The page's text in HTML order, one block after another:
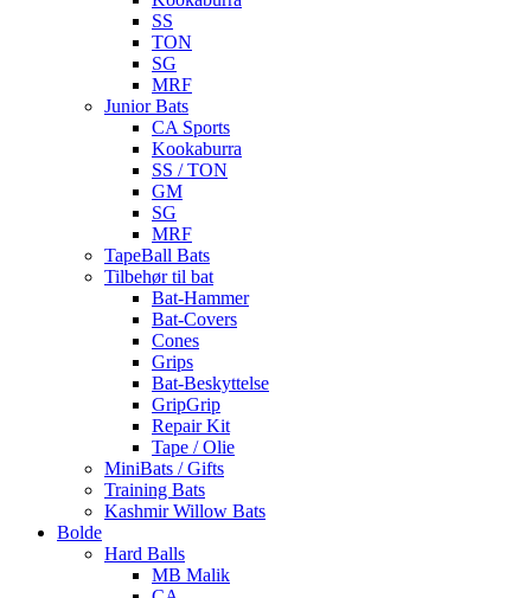
SS
TON
SG
MRF
Junior Bats
CA Sports
Kookaburra
SS / TON
GM
SG
MRF
TapeBall Bats
Tilbehør til bat
Bat-Hammer
Bat-Covers
Cones
Grips
Bat-Beskyttelse
GripGrip
Repair Kit
Tape / Olie
MiniBats / Gifts
Training Bats
Kashmir Willow Bats
Bolde
Hard Balls
MB Malik